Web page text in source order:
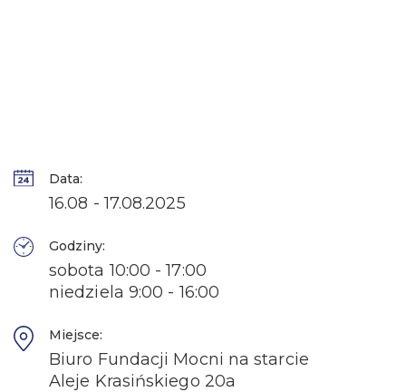
Data:
16.08 - 17.08.2025
Godziny:
sobota 10:00 - 17:00
niedziela 9:00 - 16:00
Miejsce:
Biuro Fundacji Mocni na starcie
Aleje Krasińskiego 20a